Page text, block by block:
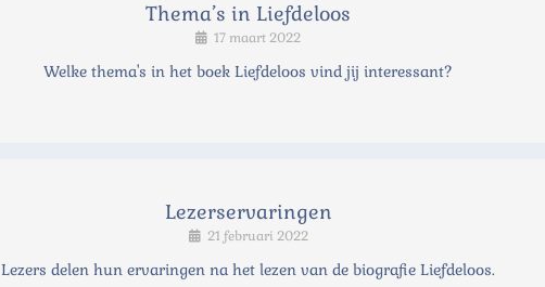
Thema’s in Liefdeloos
17 maart 2022
Welke thema's in het boek Liefdeloos vind jij interessant?
Lezerservaringen
21 februari 2022
Lezers delen hun ervaringen na het lezen van de biografie Liefdeloos.